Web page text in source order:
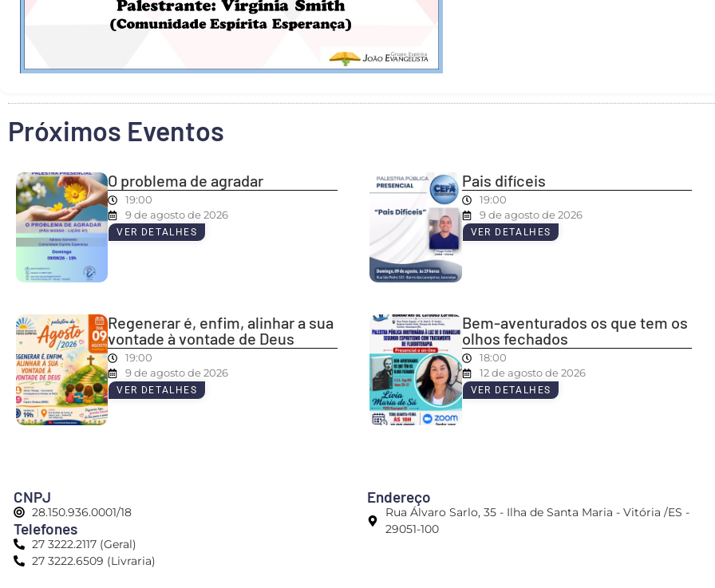
Próximos Eventos
O problema de agradar
19:00
9 de agosto de 2026
VER DETALHES
Pais difíceis
19:00
9 de agosto de 2026
VER DETALHES
Regenerar é, enfim, alinhar a sua
vontade à vontade de Deus
19:00
9 de agosto de 2026
VER DETALHES
Bem-aventurados os que tem os
olhos fechados
18:00
12 de agosto de 2026
VER DETALHES
CNPJ
28.150.936.0001/18
Telefones
27 3222.2117 (Geral)
27 3222.6509 (Livraria)
Endereço
Rua Álvaro Sarlo, 35 - Ilha de Santa Maria - Vitória /ES -
29051-100